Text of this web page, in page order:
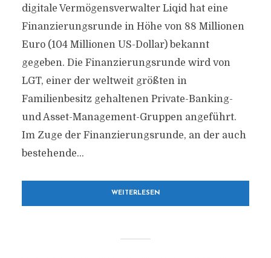
digitale Vermögensverwalter Liqid hat eine
Finanzierungsrunde in Höhe von 88 Millionen
Euro (104 Millionen US-Dollar) bekannt
gegeben. Die Finanzierungsrunde wird von
LGT, einer der weltweit größten in
Familienbesitz gehaltenen Private-Banking-
und Asset-Management-Gruppen angeführt.
Im Zuge der Finanzierungsrunde, an der auch
bestehende...
WEITERLESEN